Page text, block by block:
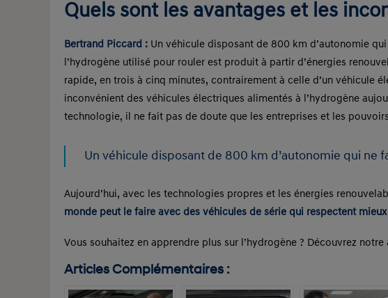
Quels sont les avantages et les
Bertrand Piccard : Un véhicule disposant de 800 km d’autonomie
l’hydrogène utilisé pour rouler est produit à partir d’énergies
rapide, en trois à cinq minutes, contrairement à celle d’un véhicule
inconvénient des véhicules électriques alimentés à l’hydrogène
technologie, il ne fait pas de doute que les entreprises et les
Un véhicule disposant de 800 km d’autonomie qui ne
Aujourd’hui, avec les technologies propres et les énergies
monde peut le faire avec des véhicules de série qui respectent
Vous souhaitez en apprendre plus sur l’hydrogène ? Découvrez
Articles Complémentaires :